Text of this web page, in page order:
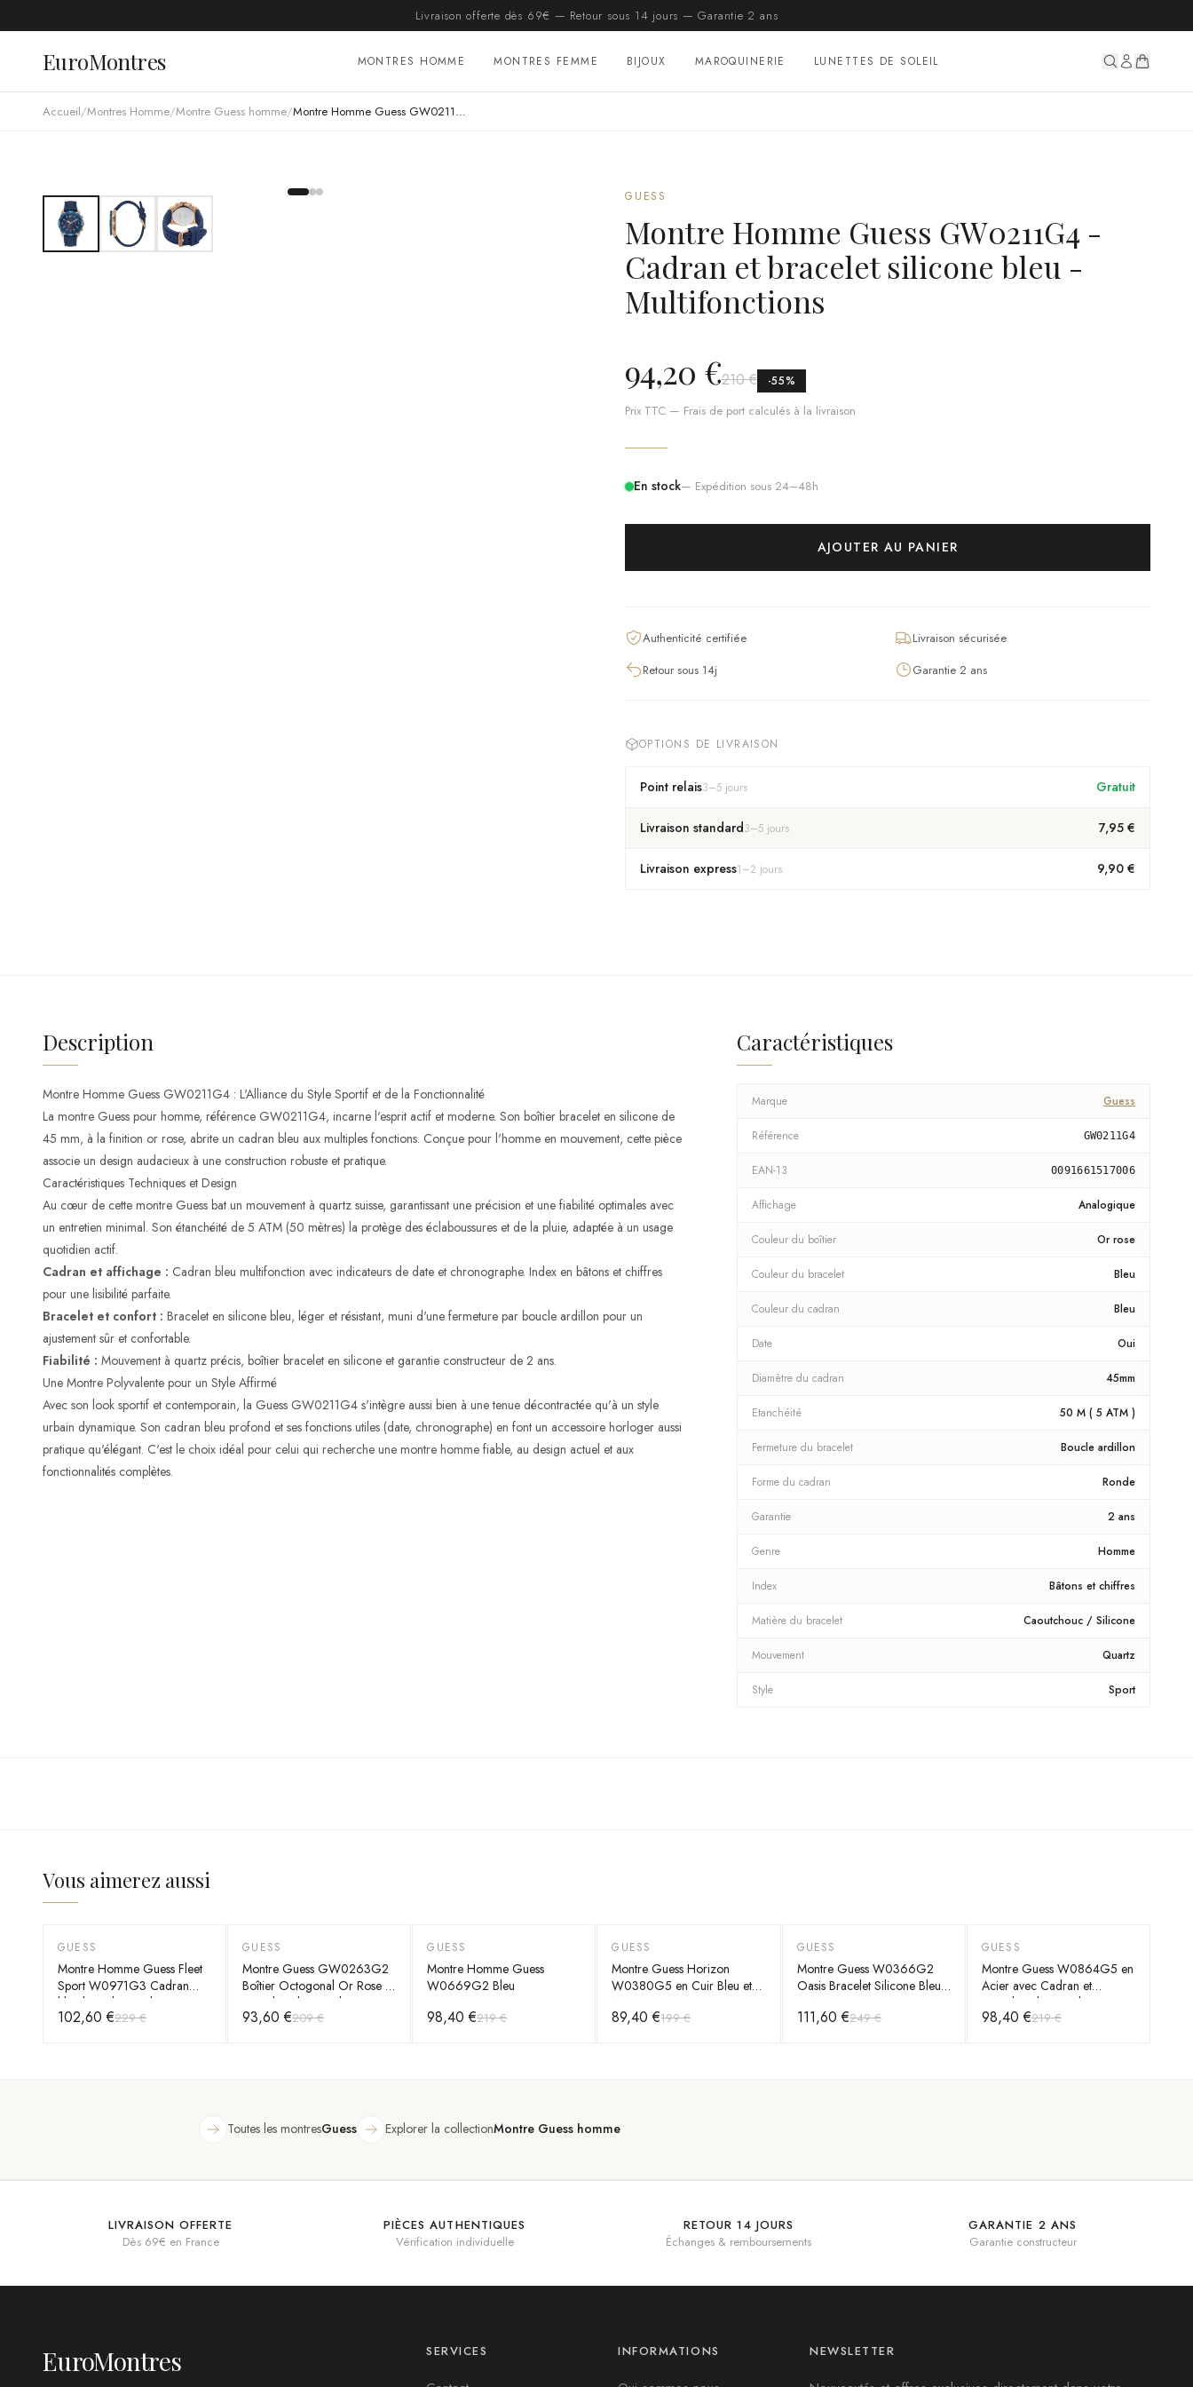
Livraison offerte dès 69€ — Retour sous 14 jours — Garantie 2 ans
EuroMontres MONTRES HOMME MONTRES FEMME BIJOUX MAROQUINERIE LUNETTES DE SOLEIL
Accueil/Montres Homme/Montre Guess homme/ Montre Homme Guess GW0211G4 - Cadran et bracelet silicone bleu - Multifonctions
GUESS
Montre Homme Guess GW0211G4 -
Cadran et bracelet silicone bleu -
Multifonctions
94,20 €210 € -55%
Prix TTC — Frais de port calculés à la livraison
En stock— Expédition sous 24–48h
AJOUTER AU PANIER
Authenticité certifiée
Livraison sécurisée
Retour sous 14j
Garantie 2 ans
OPTIONS DE LIVRAISON
Point relais3–5 jours Gratuit
Livraison standard3–5 jours 7,95 €
Livraison express1–2 jours 9,90 €
Description
Montre Homme Guess GW0211G4 : L'Alliance du Style Sportif et de la Fonctionnalité
La montre Guess pour homme, référence GW0211G4, incarne l'esprit actif et moderne. Son boîtier bracelet en silicone de
45 mm, à la finition or rose, abrite un cadran bleu aux multiples fonctions. Conçue pour l'homme en mouvement, cette pièce
associe un design audacieux à une construction robuste et pratique.
Caractéristiques Techniques et Design
Au cœur de cette montre Guess bat un mouvement à quartz suisse, garantissant une précision et une fiabilité optimales avec
un entretien minimal. Son étanchéité de 5 ATM (50 mètres) la protège des éclaboussures et de la pluie, adaptée à un usage
quotidien actif.
Cadran et affichage : Cadran bleu multifonction avec indicateurs de date et chronographe. Index en bâtons et chiffres
pour une lisibilité parfaite.
Bracelet et confort : Bracelet en silicone bleu, léger et résistant, muni d'une fermeture par boucle ardillon pour un
ajustement sûr et confortable.
Fiabilité : Mouvement à quartz précis, boîtier bracelet en silicone et garantie constructeur de 2 ans.
Une Montre Polyvalente pour un Style Affirmé
Avec son look sportif et contemporain, la Guess GW0211G4 s'intègre aussi bien à une tenue décontractée qu'à un style
urbain dynamique. Son cadran bleu profond et ses fonctions utiles (date, chronographe) en font un accessoire horloger aussi
pratique qu'élégant. C'est le choix idéal pour celui qui recherche une montre homme fiable, au design actuel et aux
fonctionnalités complètes.
Caractéristiques
Marque Guess
Référence GW0211G4
EAN-13 0091661517006
Affichage Analogique
Couleur du boîtier Or rose
Couleur du bracelet Bleu
Couleur du cadran Bleu
Date Oui
Diamètre du cadran 45mm
Etanchéité 50 M ( 5 ATM )
Fermeture du bracelet Boucle ardillon
Forme du cadran Ronde
Garantie 2 ans
Genre Homme
Index Bâtons et chiffres
Matière du bracelet Caoutchouc / Silicone
Mouvement Quartz
Style Sport
Vous aimerez aussi
-55 %
GUESS
Montre Homme Guess Fleet
Sport W0971G3 Cadran
bleu bracelet en silicone
102,60 €229 €
-55 %
GUESS
Montre Guess GW0263G2
Boîtier Octogonal Or Rose et
Bracelet Silicone Bleu
93,60 €209 €
-55%
GUESS
Montre Homme Guess
W0669G2 Bleu
98,40 €219 €
-55%
GUESS
Montre Guess Horizon
W0380G5 en Cuir Bleu et
Acier Or Rose
89,40 €199 €
-55 %
GUESS
Montre Guess W0366G2
Oasis Bracelet Silicone Bleu
et Acier
111,60 €249 €
-55 %
GUESS
Montre Guess W0864G5 en
Acier avec Cadran et
Bracelet Silicone Bleu
98,40 €219 €
Toutes les montresGuess Explorer la collectionMontre Guess homme
LIVRAISON OFFERTE
Dès 69€ en France
PIÈCES AUTHENTIQUES
Vérification individuelle
RETOUR 14 JOURS
Échanges & remboursements
GARANTIE 2 ANS
Garantie constructeur
EuroMontres SERVICES INFORMATIONS NEWSLETTER